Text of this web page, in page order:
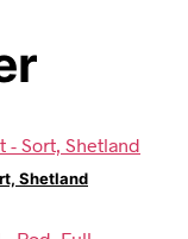
Shetland